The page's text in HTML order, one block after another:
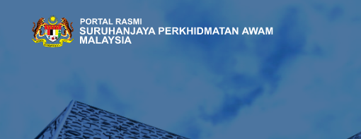
Skip to main content